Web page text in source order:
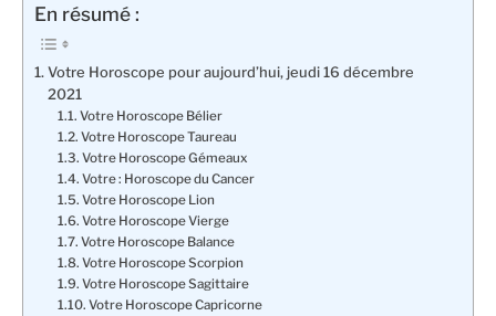
En résumé :
Votre Horoscope pour aujourd’hui, jeudi 16 décembre
2021
Votre Horoscope Bélier
Votre Horoscope Taureau
Votre Horoscope Gémeaux
Votre : Horoscope du Cancer
Votre Horoscope Lion
Votre Horoscope Vierge
Votre Horoscope Balance
Votre Horoscope Scorpion
Votre Horoscope Sagittaire
Votre Horoscope Capricorne